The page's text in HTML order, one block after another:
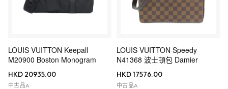
LOUIS VUITTON Keepall
M20900 Boston Monogram
HKD 20935.00
中古品A
LOUIS VUITTON Speedy
N41368 波士頓包 Damier
HKD 17576.00
中古品A